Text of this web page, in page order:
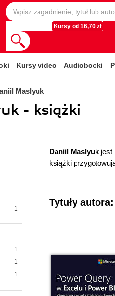
Kursy od 16,70 zł
Kursy video Audiobooki
Maslyuk
- książki
1
1
1
1
Daniil Maslyuk jest
książki
Tytuły